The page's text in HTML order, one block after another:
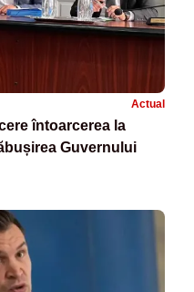
Actual
întoarcerea la
Guvernului